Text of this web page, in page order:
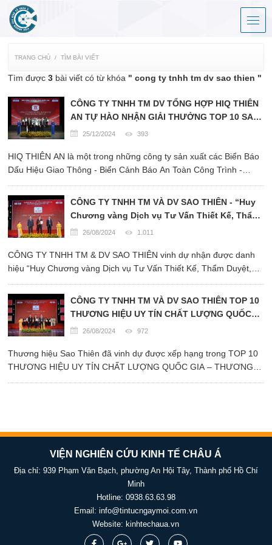
TRANG CHỦ TÌM BÀI VIẾT
Tìm được3 bài viết có từ khóa " cong ty tnhh tm dv sao thien "
CÔNG TY TNHH TM DV TỔNG HỢP HIQ THIÊN
AN TỰ HÀO NHẬN GIẢI THƯỞNG TOP 10 SAO
VÀNG THƯƠNG HIỆU QUỐC GIA 2024
25/12/2024 393
HIQ THIÊN AN là một trong những công ty sản xuất các Biển Báo
Dấu Hiệu Giao Thông - Biển Cảnh Báo An Toàn Công Trình -
Năng Lượng Mặt Trời vào Ngành Công Nghiệp Quảng Cáo hàng
đầu ...
CÔNG TY TNHH TM VÀ DV SAO THIÊN - “Huy
Chương vàng Dịch vụ Tư Vấn Thiết Kế, Thẩm
Duyệt, Cung Cấp Thiết Bị, Thi Công, Nghiệm
26/08/2024 1.011
CÔNG TY TNHH TM & DV SAO THIÊN vinh dự nhận được danh
hiệu “Huy Chương vàng Dịch vụ Tư Vấn Thiết Kế, Thẩm Duyệt,
Quốc Gia” một thành tựu kiêu hãnh và khẳng định uy tín của công
...
CÔNG TY TNHH TM VÀ DV SAO THIÊN TOP 10
THƯƠNG HIỆU UY TÍN CHẤT LƯỢNG QUỐC
GIA 2024
26/08/2024 972
Thương hiệu Sao Thiên đã vinh dự được xếp hạng trong TOP 10
THƯƠNG HIỆU UY TÍN CHẤT LƯỢNG QUỐC GIA – THƯƠNG
VIỆN NGHIÊN CỨU KINH TẾ CHÂU Á
Địa chỉ: 939 Phạm Văn Bạch, phường An Hội Tây, Thành phố Hồ Chí
Minh
Hotline: 0938.63.63.98
Email:info@tintucngaymoi.com.vn
Website: kinhtechaua.vn